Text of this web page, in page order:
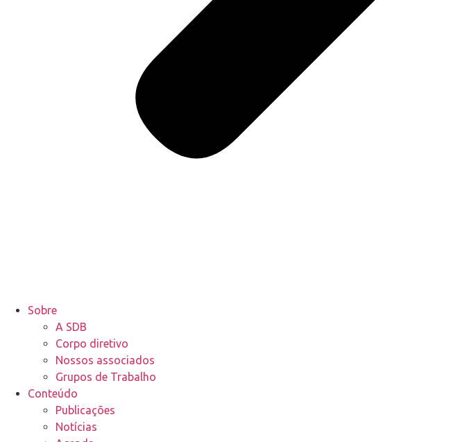
Sobre
A SDB
Corpo diretivo
Nossos associados
Grupos de Trabalho
Conteúdo
Publicações
Notícias